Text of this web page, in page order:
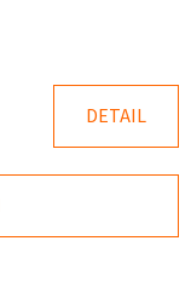
DETAIL